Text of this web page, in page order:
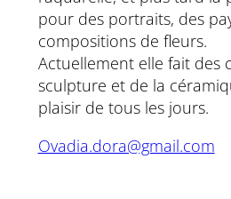
pour des portraits, des
compositions de fleurs.
Actuellement elle fait des
sculpture et de la
plaisir de tous les jours.
Ovadia.dora@gmail.com